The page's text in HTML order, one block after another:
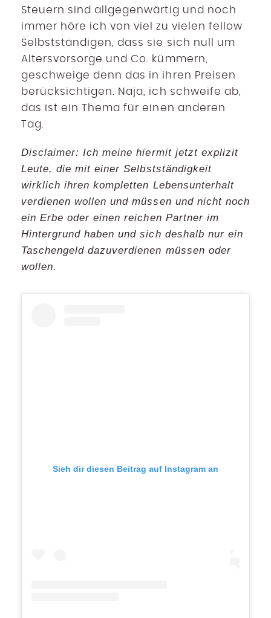
Steuern sind allgegenwärtig und noch
immer höre ich von viel zu vielen fellow
Selbstständigen, dass sie sich null um
Altersvorsorge und Co. kümmern,
geschweige denn das in ihren Preisen
berücksichtigen. Naja, ich schweife ab,
das ist ein Thema für einen anderen
Tag.
Disclaimer: Ich meine hiermit jetzt explizit
Leute, die mit einer Selbstständigkeit
wirklich ihren kompletten Lebensunterhalt
verdienen wollen und müssen und nicht noch
ein Erbe oder einen reichen Partner im
Hintergrund haben und sich deshalb nur ein
Taschengeld dazuverdienen müssen oder
wollen.
Sieh dir diesen Beitrag auf Instagram an